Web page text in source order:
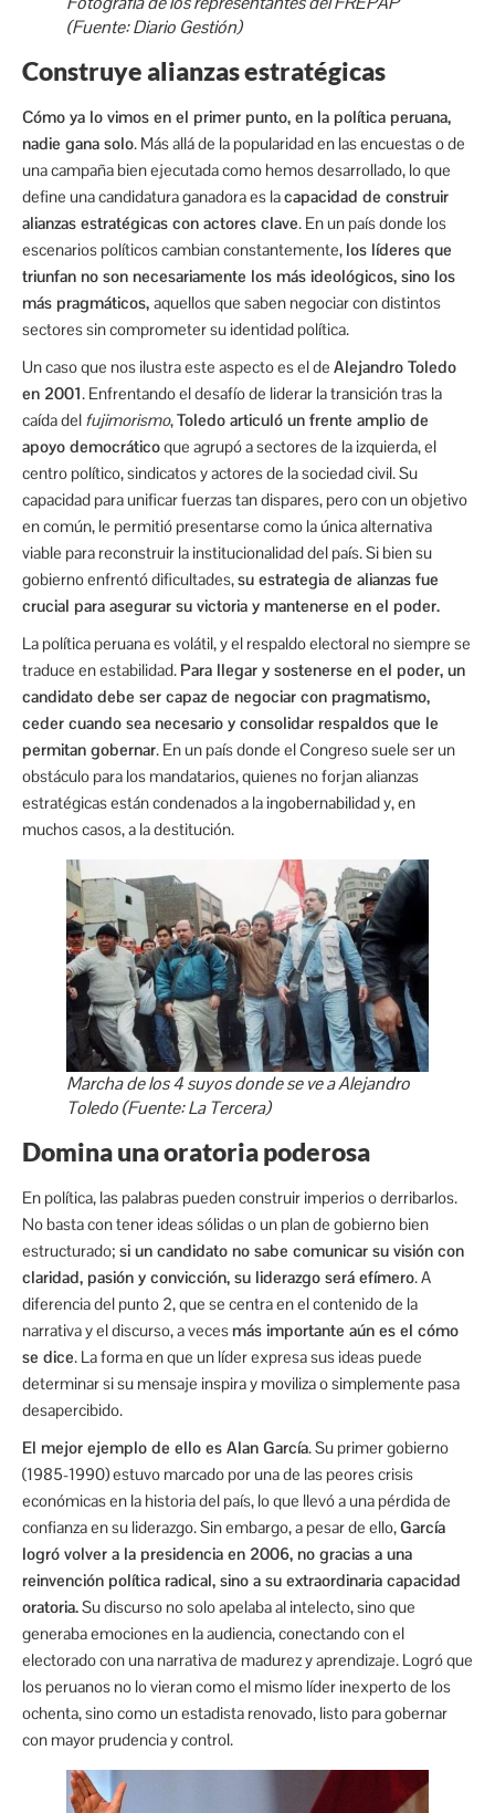
(Fuente: Diario Gestión)
Construye alianzas estratégicas
Cómo ya lo vimos en el primer punto, en la política peruana,
nadie gana solo. Más allá de la popularidad en las encuestas o de
una campaña bien ejecutada como hemos desarrollado, lo que
define una candidatura ganadora es lacapacidad de construir
alianzas estratégicas con actores clave. En un país donde los
escenarios políticos cambian constantemente, los líderes que
triunfan no son necesariamente los más ideológicos, sino los
más pragmáticos, aquellos que saben negociar con distintos
sectores sin comprometer su identidad política.
Un caso que nos ilustra este aspecto es el de Alejandro Toledo
en 2001. Enfrentando el desafío de liderar la transición tras la
caída del fujimorismo,Toledo articuló un frente amplio de
apoyo democráticoque agrupó a sectores de la izquierda, el
centro político, sindicatos y actores de la sociedad civil. Su
capacidad para unificar fuerzas tan dispares, pero con un objetivo
en común, le permitió presentarse como la única alternativa
viable para reconstruir la institucionalidad del país. Si bien su
gobierno enfrentó dificultades,su estrategia de alianzas fue
crucial para asegurar su victoria y mantenerse en el poder.
La política peruana es volátil, y el respaldo electoral no siempre se
traduce en estabilidad. Para llegar y sostenerse en el poder, un
candidato debe ser capaz de negociar con pragmatismo,
ceder cuando sea necesario y consolidar respaldos que le
permitan gobernar. En un país donde el Congreso suele ser un
obstáculo para los mandatarios, quienes no forjan alianzas
estratégicas están condenados a la ingobernabilidad y, en
muchos casos, a la destitución.
Marcha de los 4 suyos donde se ve a Alejandro
Toledo (Fuente: La Tercera)
Domina una oratoria poderosa
En política, las palabras pueden construir imperios o derribarlos.
No basta con tener ideas sólidas o un plan de gobierno bien
estructurado; si un candidato no sabe comunicar su visión con
claridad, pasión y convicción, su liderazgo será efímero. A
diferencia del punto 2, que se centra en el contenido de la
narrativa y el discurso, a veces más importante aún es el cómo
se dice. La forma en que un líder expresa sus ideas puede
determinar si su mensaje inspira y moviliza o simplemente pasa
desapercibido.
El mejor ejemplo de ello es Alan García. Su primer gobierno
(1985-1990) estuvo marcado por una de las peores crisis
económicas en la historia del país, lo que llevó a una pérdida de
confianza en su liderazgo. Sin embargo, a pesar de ello,García
logró volver a la presidencia en 2006, no gracias a una
reinvención política radical, sino a su extraordinaria capacidad
oratoria.Su discurso no solo apelaba al intelecto, sino que
generaba emociones en la audiencia, conectando con el
electorado con una narrativa de madurez y aprendizaje. Logró que
los peruanos no lo vieran como el mismo líder inexperto de los
ochenta, sino como un estadista renovado, listo para gobernar
con mayor prudencia y control.